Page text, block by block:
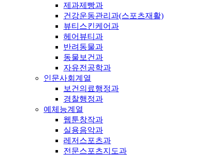
제과제빵과
건강운동관리과(스포츠재활)
뷰티스킨케어과
헤어뷰티과
반려동물과
동물보건과
자유전공학과
인문사회계열
보건의료행정과
경찰행정과
예체능계열
웹툰창작과
실용음악과
레저스포츠과
전문스포츠지도과